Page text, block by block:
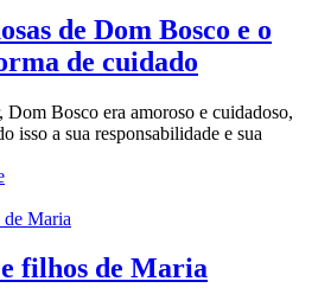
de Dom Bosco e o
de cuidado
Dom Bosco era amoroso e cuidadoso,
isso a sua responsabilidade e sua
filhos de Maria